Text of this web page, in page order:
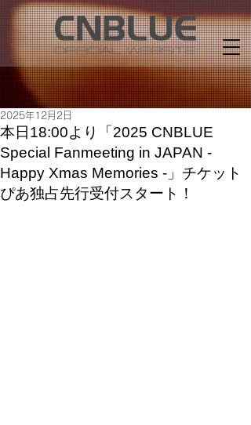
本日18:00より「2025 CNBLUE
Special Fanmeeting in JAPAN -
Happy Xmas Memories -」チケット
ぴあ独占先行受付スタート！
2025年12月2日